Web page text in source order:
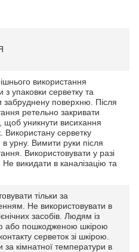
використання
з упаковки серветку та
забруднену поверхню. Після
ретельно закривати
щоб уникнути висихання
Використану серветку
в урну. Вимити руки після
Використовувати у разі
викидати в каналізацію та
тільки за
Не використовувати в
засобів. Людям із
або пошкодженою шкірою
серветок зі шкірою.
за кімнатної температури в